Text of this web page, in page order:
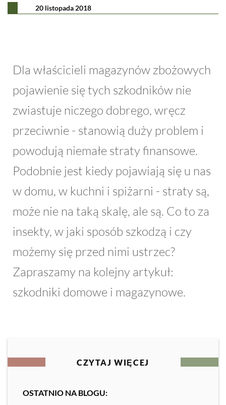
20 listopada 2018
Dla właścicieli magazynów zbożowych
pojawienie się tych szkodników nie
zwiastuje niczego dobrego, wręcz
przeciwnie - stanowią duży problem i
powodują niemałe straty finansowe.
Podobnie jest kiedy pojawiają się u nas
w domu, w kuchni i spiżarni - straty są,
może nie na taką skalę, ale są. Co to za
insekty, w jaki sposób szkodzą i czy
możemy się przed nimi ustrzec?
Zapraszamy na kolejny artykuł:
szkodniki domowe i magazynowe.
CZYTAJ WIĘCEJ
OSTATNIO NA BLOGU: